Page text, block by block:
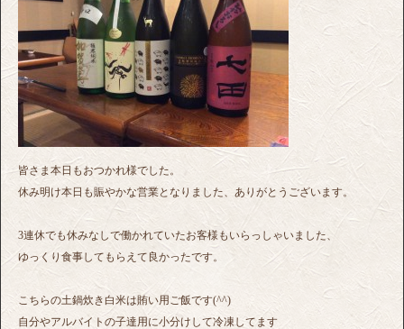
皆さま本日もおつかれ様でした。
休み明け本日も賑やかな営業となりました、ありがとうございます。
3連休でも休みなしで働かれていたお客様もいらっしゃいました、
ゆっくり食事してもらえて良かったです。
こちらの土鍋炊き白米は賄い用ご飯です(^^)
自分やアルバイトの子達用に小分けして冷凍してます